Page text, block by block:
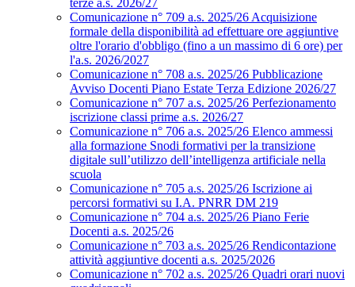
terze a.s. 2026/27
Comunicazione n° 709 a.s. 2025/26 Acquisizione
formale della disponibilità ad effettuare ore aggiuntive
oltre l'orario d'obbligo (fino a un massimo di 6 ore) per
l'a.s. 2026/2027
Comunicazione n° 708 a.s. 2025/26 Pubblicazione
Avviso Docenti Piano Estate Terza Edizione 2026/27
Comunicazione n° 707 a.s. 2025/26 Perfezionamento
iscrizione classi prime a.s. 2026/27
Comunicazione n° 706 a.s. 2025/26 Elenco ammessi
alla formazione Snodi formativi per la transizione
digitale sull’utilizzo dell’intelligenza artificiale nella
scuola
Comunicazione n° 705 a.s. 2025/26 Iscrizione ai
percorsi formativi su I.A. PNRR DM 219
Comunicazione n° 704 a.s. 2025/26 Piano Ferie
Docenti a.s. 2025/26
Comunicazione n° 703 a.s. 2025/26 Rendicontazione
attività aggiuntive docenti a.s. 2025/2026
Comunicazione n° 702 a.s. 2025/26 Quadri orari nuovi